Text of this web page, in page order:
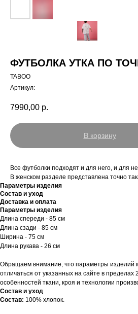
ФУТБОЛКА УТКА ПО
TABOO
Артикул:
7990,00 р.
В корзину
Все футболки подходят и для него, и для
В женском разделе представлена точно
Параметры изделия
Состав и уход
Доставка и оплата
Параметры изделия
Длина спереди - 85 см
Длина сзади - 85 см
Ширина - 75 см
Длина рукава - 26 см
Обращаем внимание, что параметры изделий
отличаться от указанных на сайте в пределах
особенностей ткани, кроя и технологии
Состав и уход
Состав: 100% хлопок.